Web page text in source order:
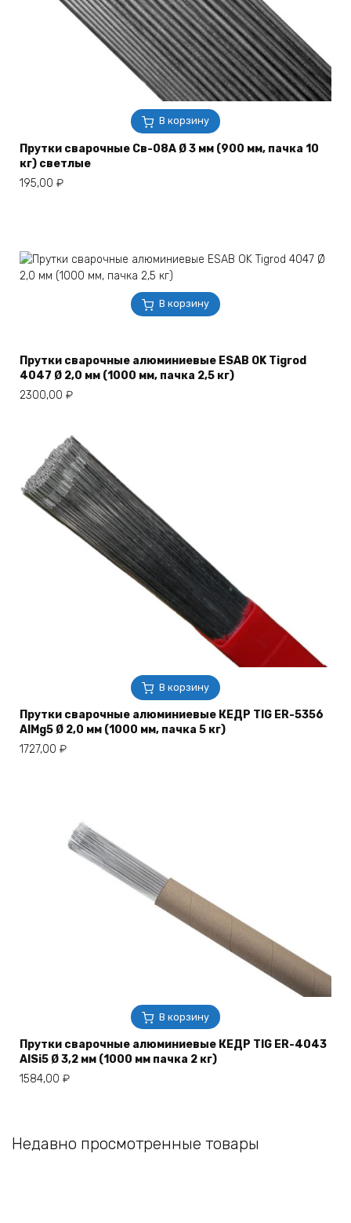
В корзину
Прутки сварочные Св-08А Ø 3 мм (900 мм, пачка 10
кг) светлые
195,00 ₽
В корзину
Прутки сварочные алюминиевые ESAB OK Tigrod
4047 Ø 2,0 мм (1000 мм, пачка 2,5 кг)
2300,00 ₽
В корзину
Прутки сварочные алюминиевые КЕДР TIG ER-5356
AlMg5 Ø 2,0 мм (1000 мм, пачка 5 кг)
1727,00 ₽
В корзину
Прутки сварочные алюминиевые КЕДР TIG ER-4043
AlSi5 Ø 3,2 мм (1000 мм пачка 2 кг)
1584,00 ₽
Недавно просмотренные товары